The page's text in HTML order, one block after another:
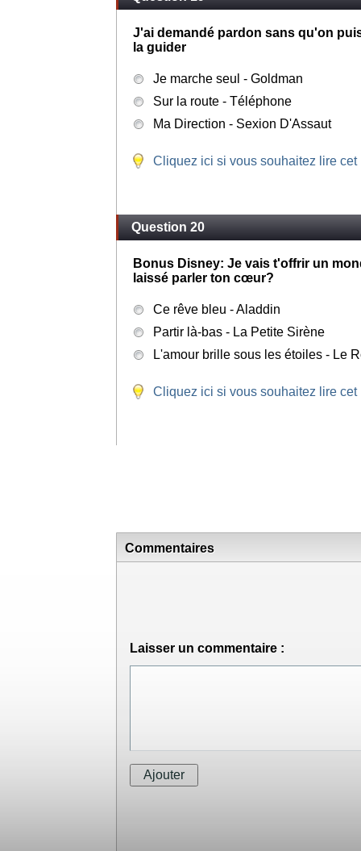
J'ai demandé pardon sans qu'on
la guider
Je marche seul - Goldman
Sur la route - Téléphone
Ma Direction - Sexion D'Assaut
Cliquez ici si vous souhaitez lire cet
Question 20
Bonus Disney: Je vais t'offrir un
laissé parler ton cœur?
Ce rêve bleu - Aladdin
Partir là-bas - La Petite Sirène
L'amour brille sous les étoiles - Le
Cliquez ici si vous souhaitez lire cet
Commentaires
Laisser un commentaire :